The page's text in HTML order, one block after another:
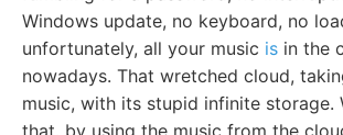
Windows update, no keyboard, no
unfortunately, all your music is in the
nowadays. That wretched cloud,
music, with its stupid infinite storage.
that, by using the music from the